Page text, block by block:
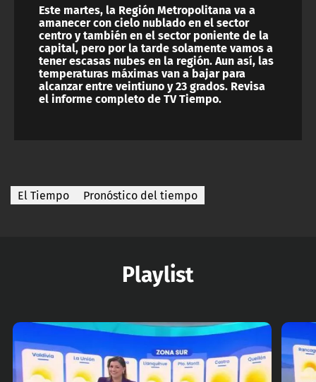
Este martes, la Región Metropolitana va a
amanecer con cielo nublado en el sector
centro y también en el sector poniente de la
capital, pero por la tarde solamente vamos a
tener escasas nubes en la región. Aun así, las
temperaturas máximas van a bajar para
alcanzar entre veintiuno y 23 grados. Revisa
el informe completo de TV Tiempo.
El Tiempo Pronóstico del tiempo
Playlist